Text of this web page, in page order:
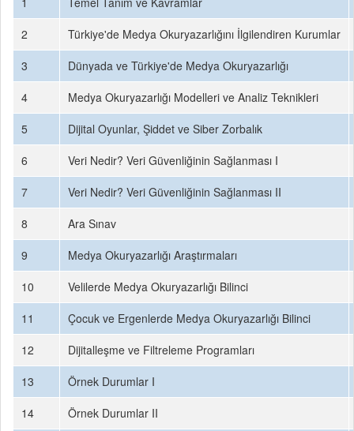
2
Türkiye'de Medya Okuryazarlığını İlgilendiren Kurumlar
3
Dünyada ve Türkiye'de Medya Okuryazarlığı
4
Medya Okuryazarlığı Modelleri ve Analiz Teknikleri
5
Dijital Oyunlar, Şiddet ve Siber Zorbalık
6
Veri Nedir? Veri Güvenliğinin Sağlanması I
7
Veri Nedir? Veri Güvenliğinin Sağlanması II
8
Ara Sınav
9
Medya Okuryazarlığı Araştırmaları
10
Velilerde Medya Okuryazarlığı Bilinci
11
Çocuk ve Ergenlerde Medya Okuryazarlığı Bilinci
12
Dijitalleşme ve Filtreleme Programları
13
Örnek Durumlar I
14
Örnek Durumlar II